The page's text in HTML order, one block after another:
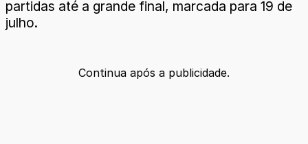
partidas até a grande final, marcada para 19 de
julho.
Continua após a publicidade.